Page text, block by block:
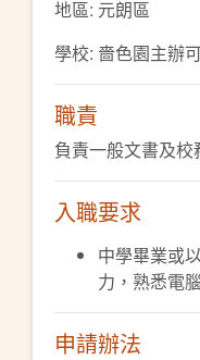
地區: 元朗區
學校: 嗇色園主辦
職責
負責一般文書及校
入職要求
中學畢業或
力，熟悉電
申請辦法